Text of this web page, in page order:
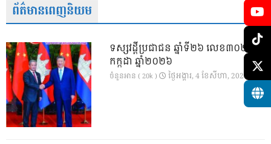
ព័ត៌មានពេញនិយម
ទស្សវដ្តីប្រជាជន ឆ្នាំទី២៦ លេខ៣០២ ខែ
កក្កដា ឆ្នាំ២០២៦
ចំនួនអាន ( 20k ) ថ្ងៃ​អង្គារ, 4 ខែ​សីហា, 2026